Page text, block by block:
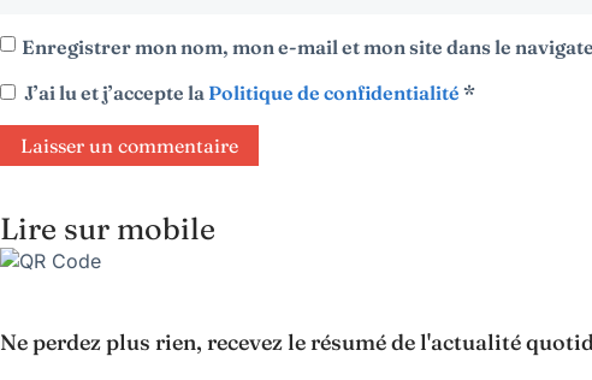
Enregistrer mon nom, mon e-mail et mon site dans le
J’ai lu et j’accepte la Politique de confidentialité *
Lire sur mobile
Ne perdez plus rien, recevez le résumé de l'actualité